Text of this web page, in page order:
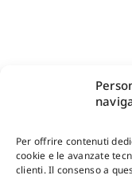
Per offrire contenuti
cookie e le avanzate
clienti. Il consenso a